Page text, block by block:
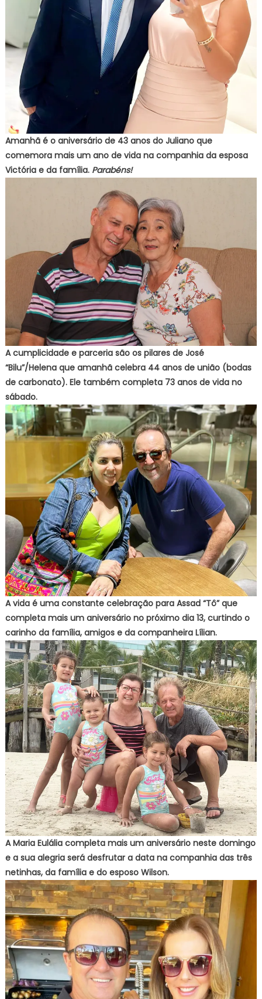
Amanhã é o aniversário de 43 anos do Juliano que
comemora mais um ano de vida na companhia da esposa
Victória e da família. Parabéns!
A cumplicidade e parceria são os pilares de José
“Bilu”/Helena que amanhã celebra 44 anos de união (bodas
de carbonato). Ele também completa 73 anos de vida no
sábado.
A vida é uma constante celebração para Assad “Tô” que
completa mais um aniversário no próximo dia 13, curtindo o
carinho da família, amigos e da companheira Lílian.
A Maria Eulália completa mais um aniversário neste domingo
e a sua alegria será desfrutar a data na companhia das três
netinhas, da família e do esposo Wilson.